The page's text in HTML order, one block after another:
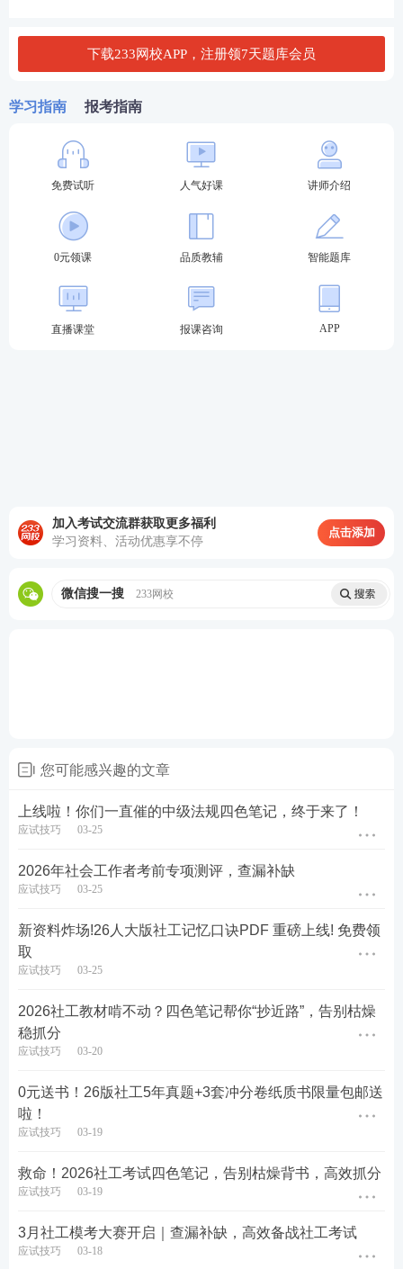
四色笔记资料介绍：
（一）四色分层标注，轻重分明，告别记忆混乱：
记严格遵循“分类标注、重点突出”原则，采用四种颜
先级，无需在厚重文字中费力找重点，一眼分清必考
点、高频考点、易混考点和次要考点，避免无效备
（三）适配新考情，表格化梳理，清晰易懂：紧跟20
26新大纲调整步伐，全面收录初级、中级所有新增考
体服务等，同步更新最新政策法规内容，确保备考内
活动规则说明：
卡笔记，坚持打卡累计超过5天，（文案内容超150
或老师（刘晓晨、刘战旗、徐龙超、杨立伟、何平、
马海燕），内容需正面，不得损害233品牌利益。结
细节说明：
网校社会工作者 官方账号活动置顶帖留言【已参加活
动，请审核发放奖品】
② 审核发放时间：4月7日起【工作日每日17点-18
点】，过时次日审核哦!
③ 领取截止日为5月1日，过时视为放弃。发布笔记内
下载233网校APP，注册领7天题库会员
学习指南 报考指南
免费试听 人气好课 讲师介绍
0元领课 品质教辅 智能题库
直播课堂 报课咨询 APP
加入考试交流群获取更多福利
学习资料、活动优惠享不停
点击添加
微信搜一搜 233网校
您可能感兴趣的文章
上线啦！你们一直催的中级法规四色笔记，终于来了！
应试技巧 03-25
2026年社会工作者考前专项测评，查漏补缺
应试技巧 03-25
新资料炸场!26人大版社工记忆口诀PDF 重磅上线! 免费领
取
应试技巧 03-25
2026社工教材啃不动？四色笔记帮你“抄近路”，告别枯燥
稳抓分
应试技巧 03-20
0元送书！26版社工5年真题+3套冲分卷纸质书限量包邮送
啦！
应试技巧 03-19
救命！2026社工考试四色笔记，告别枯燥背书，高效抓分
应试技巧 03-19
3月社工模考大赛开启｜查漏补缺，高效备战社工考试
应试技巧 03-18